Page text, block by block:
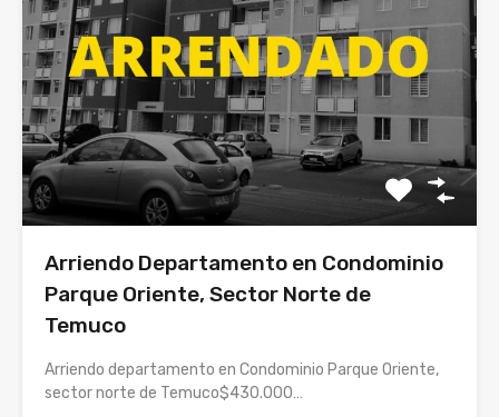
Arriendo Departamento en Condominio
Parque Oriente, Sector Norte de
Temuco
Arriendo departamento en Condominio Parque Oriente,
sector norte de Temuco$430.000…